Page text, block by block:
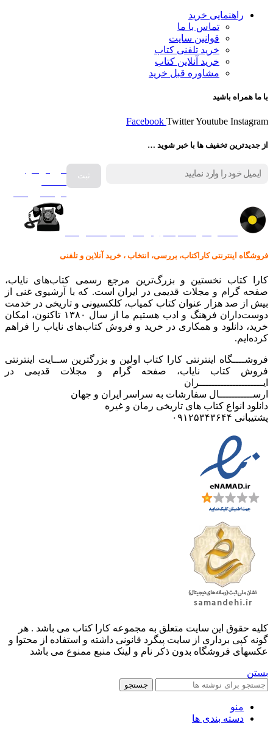
راهنمایی خرید
تماس با ما
قوانین سایت
خرید تلفنی کتاب
خرید آنلاین کتاب
مشاوره قبل خرید
با ما همراه باشید
Facebook TwitterYoutube Instagram
از جدیدترین تخفیف ها با خبر شوید …
فروش انواع
فروشگاه اینترنتی کاراکتاب، بررسی، انتخاب ، خرید آنلاین و تلفنی
کارا کتاب نخستین و بزرگ‌ترین مرجع رسمی کتاب‌های نایاب،
صفحه گرام و مجلات قدیمی در ایران است. که با آرشیوی غنی از
بیش از صد هزار عنوان کتاب کمیاب، کلکسیونی و تاریخی در خدمت
دوست‌داران فرهنگ و ادب هستیم ما از سال ۱۳۸۰ تاکنون، امکان
خرید، دانلود و همکاری در خرید و فروش کتاب‌های نایاب را فراهم
کرده‌ایم.
فروشــــگاه اینترنتی کارا کتاب اولین و بزرگترین ســایت اینترنتی
فروش کتاب نایاب، صفحه گرام و مجلات قدیمی در
ایـــــــــــــــــــــران
ارســـــــــــال سفارشات به سراسر ایران و جهان
دانلود انواع کتاب های تاریخی رمان و غیره
پشتیبانی ۰۹۱۲۵۳۴۳۶۴۴
کليه حقوق اين سايت متعلق به مجموعه کارا کتاب می باشد . هر
گونه کپی برداری از سایت پیگرد قانونی داشته و استفاده از محتوا و
عکسهای فروشگاه بدون ذکر نام و لینک منبع ممنوع می باشد
بستن
جستجو
منو
دسته بندی ها